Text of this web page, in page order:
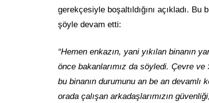
gerekçesiyle boşaltıldığını açıkladı.
şöyle devam etti:
“Hemen enkazın, yani yıkılan binanın
önce bakanlarımız da söyledi. Çevre
bu binanın durumunu an be an
orada çalışan arkadaşlarımızın